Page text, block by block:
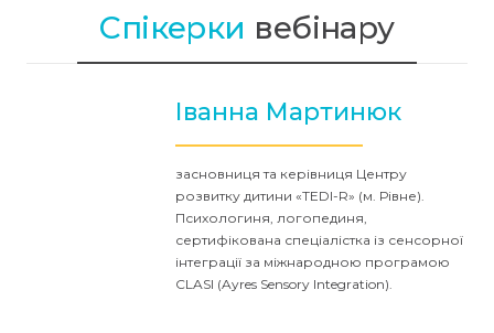
Спікерки вебінару
Іванна Мартинюк
засновниця та керівниця Центру
розвитку дитини «TEDI-R» (м. Рівне).
Психологиня, логопединя,
сертифікована спеціалістка із сенсорної
інтеграції за міжнародною програмою
CLASI (Ayres Sensory Integration).